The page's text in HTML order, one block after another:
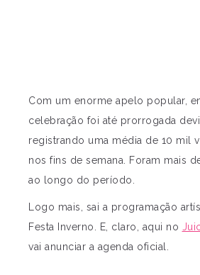
Com um enorme apelo popular,
celebração foi até prorrogada
registrando uma média de 10 mil
nos fins de semana. Foram mais
ao longo do período.
Logo mais, sai a programação
Festa Inverno. E, claro, aqui no
vai anunciar a agenda oficial.